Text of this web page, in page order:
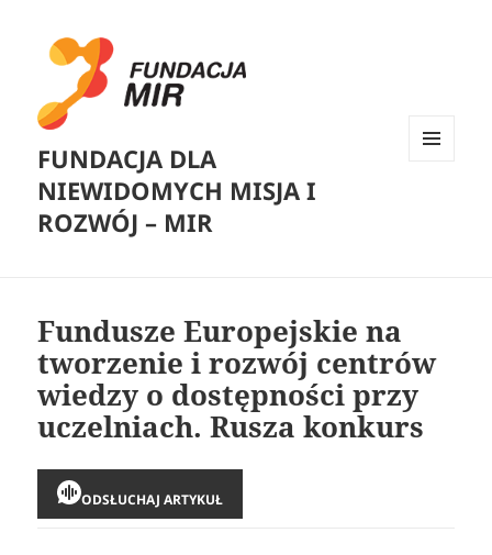
FUNDACJA DLA
NIEWIDOMYCH MISJA I
ROZWÓJ – MIR
Fundusze Europejskie na
tworzenie i rozwój centrów
wiedzy o dostępności przy
uczelniach. Rusza konkurs
ODSŁUCHAJ ARTYKUŁ